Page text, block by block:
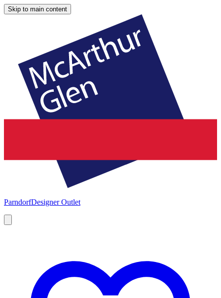
Skip to main content
ParndorfDesigner Outlet